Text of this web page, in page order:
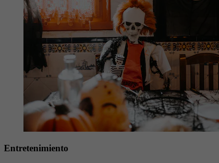
Entretenimiento